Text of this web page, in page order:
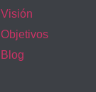
Visión
Objetivos
Blog